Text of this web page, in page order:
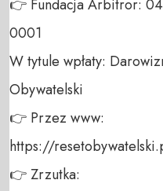
👉 Fundacja Arbitror:
0001
W tytule wpłaty:
Obywatelski
👉 Przez www:
https://
👉 Zrzutka: